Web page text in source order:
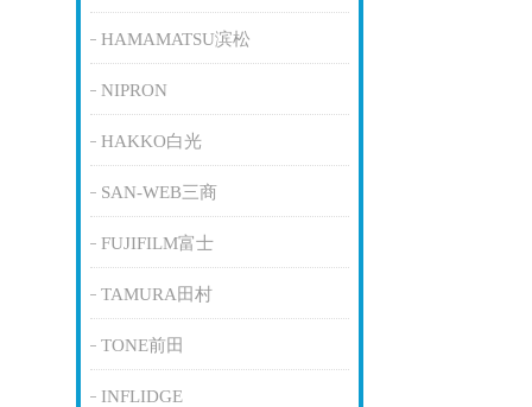
HAMAMATSU滨松
NIPRON
HAKKO白光
SAN-WEB三商
FUJIFILM富士
TAMURA田村
TONE前田
INFLIDGE